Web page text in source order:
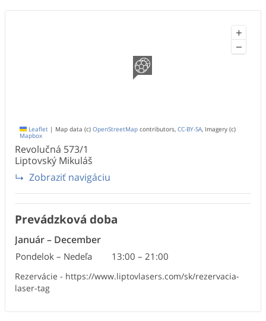
+
−
Leaflet | Map data (c) OpenStreetMap contributors, CC-BY-SA, Imagery (c)
Mapbox
Revolučná 573/1
Liptovský Mikuláš
Zobraziť navigáciu
Prevádzková doba
Január– December
Pondelok – Nedeľa 13:00 – 21:00
Rezervácie - https://www.liptovlasers.com/sk/rezervacia-
laser-tag